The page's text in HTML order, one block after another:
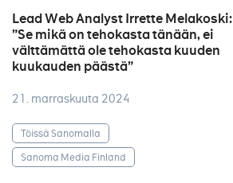
Lead Web Analyst Irrette Melakoski:
”Se mikä on tehokasta tänään, ei
välttämättä ole tehokasta kuuden
kuukauden päästä”
21. marraskuuta 2024
Töissä Sanomalla
Sanoma Media Finland